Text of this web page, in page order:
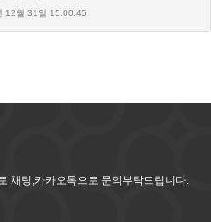
12월 31일 15:00:45
채팅,카카오톡으로 문의부탁드립니다.